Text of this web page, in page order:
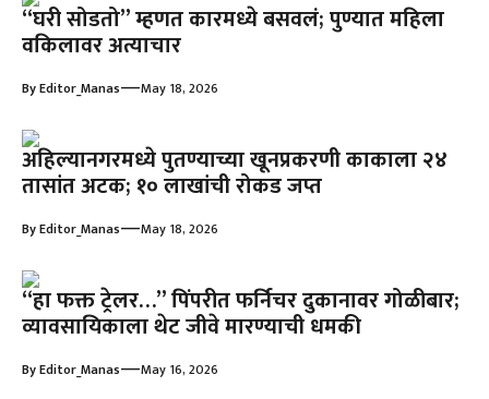
“घरी सोडतो” म्हणत कारमध्ये बसवलं; पुण्यात महिला
वकिलावर अत्याचार
ByEditor_Manas—May 18, 2026
अहिल्यानगरमध्ये पुतण्याच्या खूनप्रकरणी काकाला २४
तासांत अटक; १० लाखांची रोकड जप्त
ByEditor_Manas—May 18, 2026
“हा फक्त ट्रेलर…” पिंपरीत फर्निचर दुकानावर गोळीबार;
व्यावसायिकाला थेट जीवे मारण्याची धमकी
ByEditor_Manas—May 16, 2026